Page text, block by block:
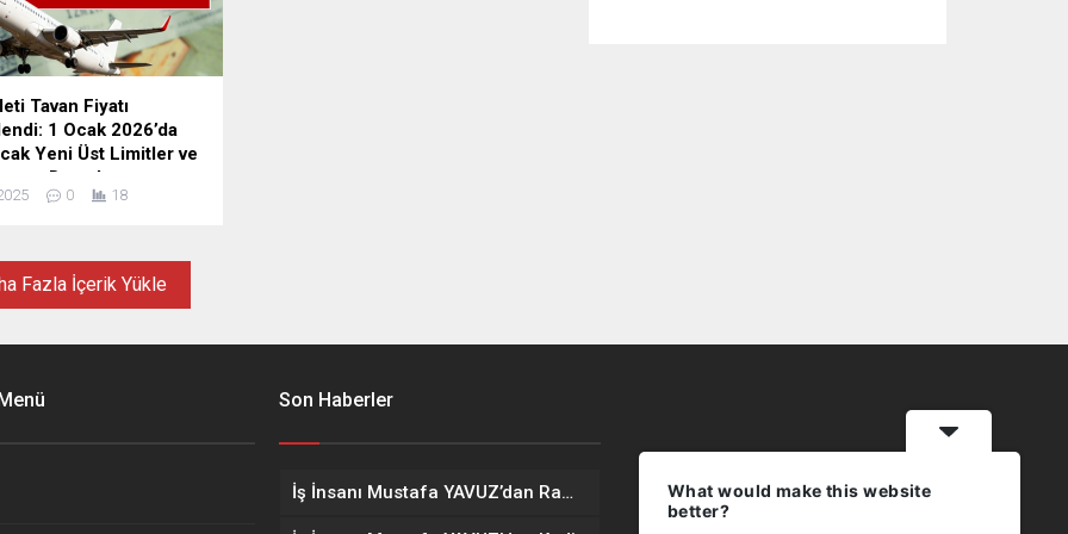
Tavan Fiyatı
1 Ocak 2026’da
Yeni Üst Limitler ve
Detayları
iç hat seferlerinde
Yeni düzenlemeyle
için üst limit 3 bin 710 TL
0 18
Fazla İçerik Yükle
Son Haberler
İş İnsanı Mustafa YAVUZ’dan Ramazan Bayramı mesajı
What would make this website
better?